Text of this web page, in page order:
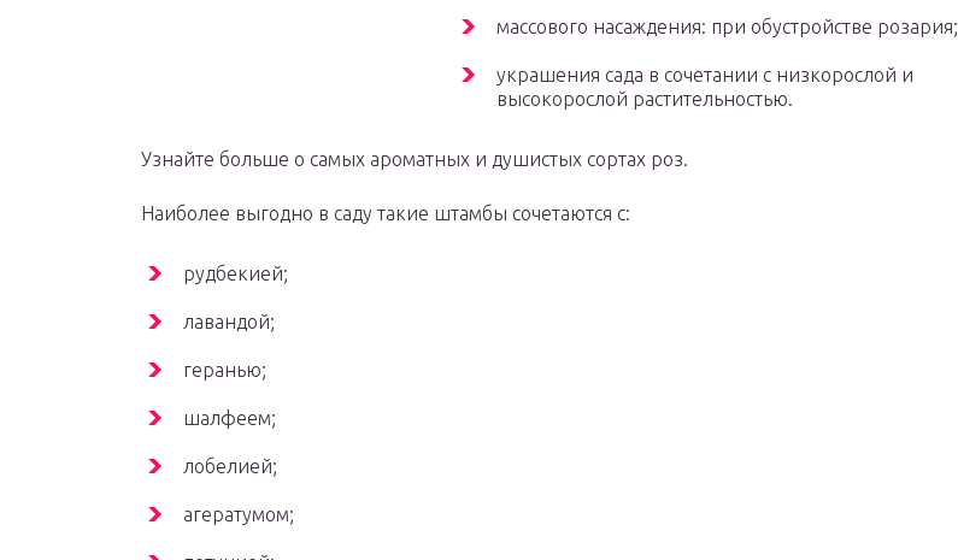
массового насаждения: при обустройстве розария;
украшения сада в сочетании с низкорослой и
высокорослой растительностью.
Узнайте больше о самых ароматных и душистых сортах роз.
Наиболее выгодно в саду такие штамбы сочетаются с:
рудбекией;
лавандой;
геранью;
шалфеем;
лобелией;
агератумом;